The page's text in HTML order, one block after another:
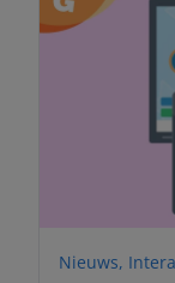
Nieuws,